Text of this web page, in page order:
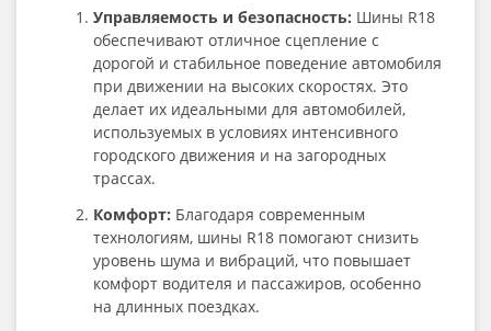
Управляемость и безопасность: Шины R18
обеспечивают отличное сцепление с
дорогой и стабильное поведение автомобиля
при движении на высоких скоростях. Это
делает их идеальными для автомобилей,
используемых в условиях интенсивного
городского движения и на загородных
трассах.
Комфорт: Благодаря современным
технологиям, шины R18 помогают снизить
уровень шума и вибраций, что повышает
комфорт водителя и пассажиров, особенно
на длинных поездках.